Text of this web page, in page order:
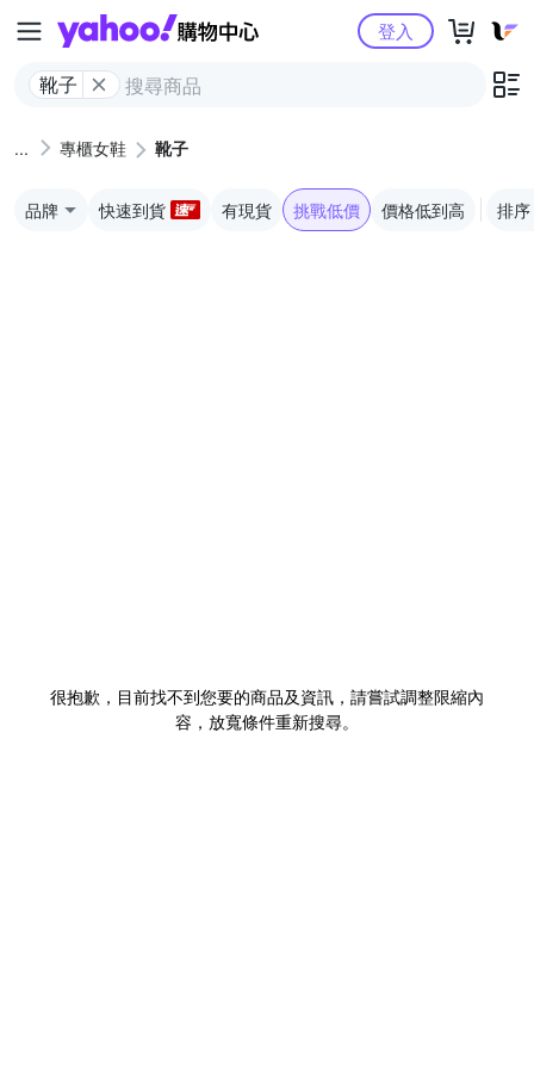
Yahoo購物中心
靴子
登入
專櫃女鞋 靴子
品牌 快速到貨 有現貨 挑戰低價 價格低到高 排序
很抱歉，目前找不到您要的商品及資訊，請嘗試調整限縮內
容，放寬條件重新搜尋。